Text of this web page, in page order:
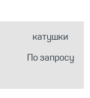
катушки
По запросу